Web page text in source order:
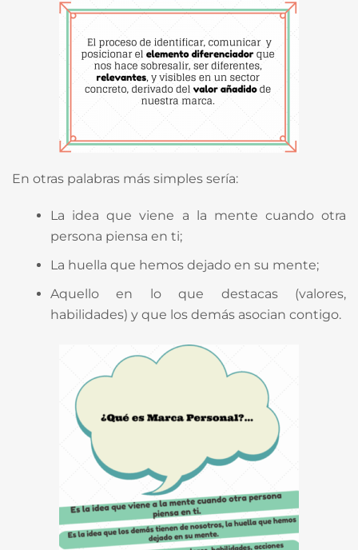
En otras palabras más simples sería:
La idea que viene a la mente cuando otra
persona piensa en ti;
La huella que hemos dejado en su mente;
Aquello en lo que destacas (valores,
habilidades) y que los demás asocian contigo.